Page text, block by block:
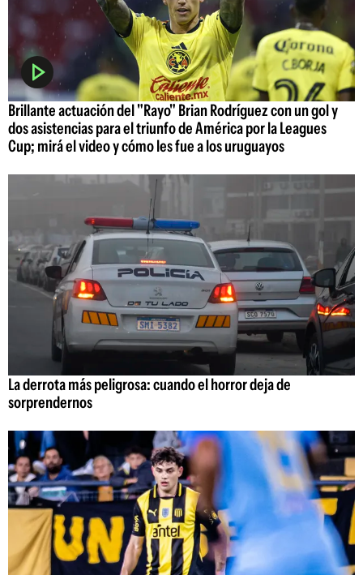
Brillante actuación del "Rayo" Brian Rodríguez con un gol y
dos asistencias para el triunfo de América por la Leagues
Cup; mirá el video y cómo les fue a los uruguayos
La derrota más peligrosa: cuando el horror deja de
sorprendernos